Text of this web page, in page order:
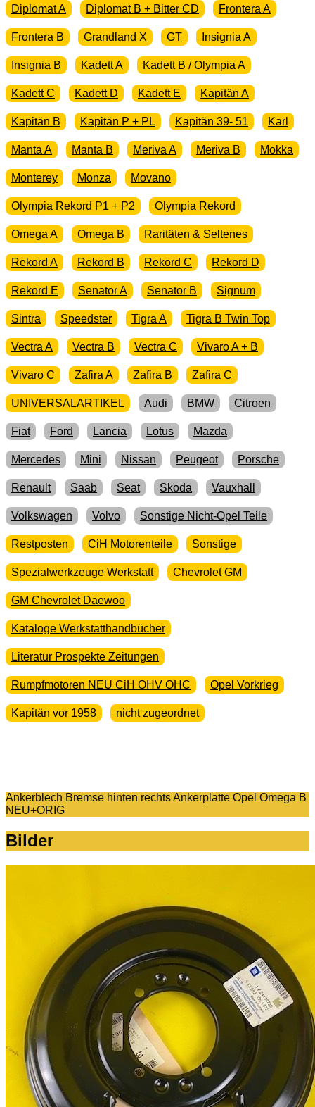
Diplomat A Diplomat B + Bitter CD Frontera A
Frontera B Grandland X GT Insignia A
Insignia B Kadett A Kadett B / Olympia A
Kadett C Kadett D Kadett E Kapitän A
Kapitän B Kapitän P + PL Kapitän 39- 51 Karl
Manta A Manta B Meriva A Meriva B Mokka
Monterey Monza Movano
Olympia Rekord P1 + P2 Olympia Rekord
Omega A Omega B Raritäten & Seltenes
Rekord A Rekord B Rekord C Rekord D
Rekord E Senator A Senator B Signum
Sintra Speedster Tigra A Tigra B Twin Top
Vectra A Vectra B Vectra C Vivaro A + B
Vivaro C Zafira A Zafira B Zafira C
UNIVERSALARTIKEL Audi BMW Citroen
Fiat Ford Lancia Lotus Mazda
Mercedes Mini Nissan Peugeot Porsche
Renault Saab Seat Skoda Vauxhall
Volkswagen Volvo Sonstige Nicht-Opel Teile
Restposten CiH Motorenteile Sonstige
Spezialwerkzeuge Werkstatt Chevrolet GM
GM Chevrolet Daewoo
Kataloge Werkstatthandbücher
Literatur Prospekte Zeitungen
Rumpfmotoren NEU CiH OHV OHC Opel Vorkrieg
Kapitän vor 1958 nicht zugeordnet
Ankerblech Bremse hinten rechts Ankerplatte Opel Omega B
NEU+ORIG
Bilder